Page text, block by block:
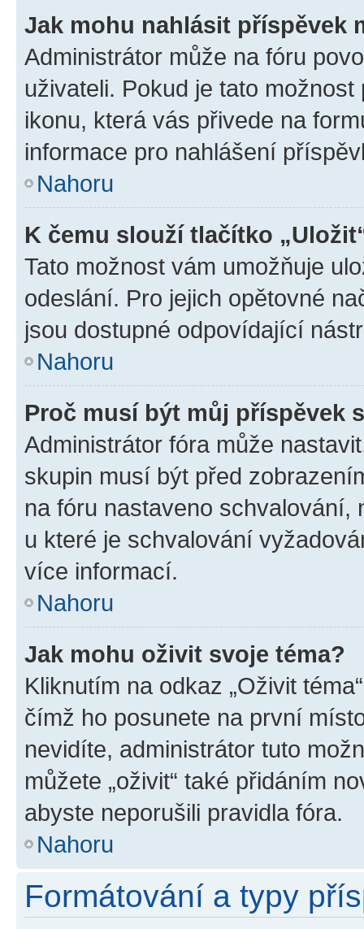
Jak mohu nahlásit příspěvek
Administrátor může na fóru
uživateli. Pokud je tato
ikonu, která vás přivede na
informace pro nahlášení
Nahoru
K čemu slouží tlačítko
Tato možnost vám umožňuje
odeslání. Pro jejich opětovné
jsou dostupné odpovídající
Nahoru
Proč musí být můj příspěvek
Administrátor fóra může
skupin musí být před
na fóru nastaveno schvalování,
u které je schvalování
více informací.
Nahoru
Jak mohu oživit svoje téma?
Kliknutím na odkaz „Oživit
čímž ho posunete na první
nevidíte, administrátor tuto
můžete „oživit“ také přidáním
abyste neporušili pravidla fóra.
Nahoru
Formátování a typy